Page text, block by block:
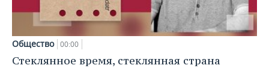
Общество 00:00
Стеклянное время, стеклянная страна